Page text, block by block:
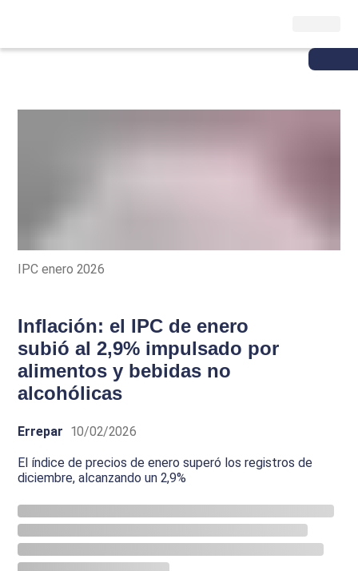
IPC enero 2026
Inflación: el IPC de enero
subió al 2,9% impulsado por
alimentos y bebidas no
alcohólicas
Errepar 10/02/2026
El índice de precios de enero superó los registros de
diciembre, alcanzando un 2,9%